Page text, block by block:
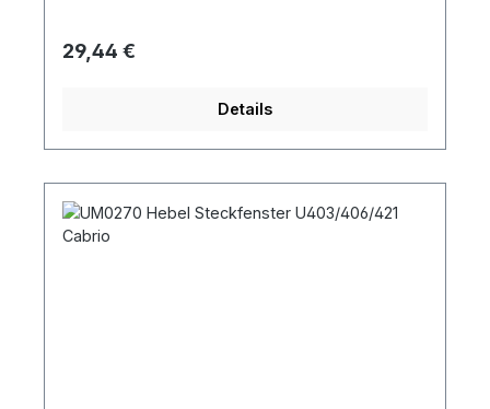
Regulärer Preis:
29,44 €
Details